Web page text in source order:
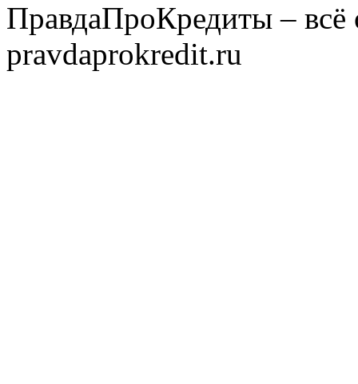
ПравдаПроКредиты –
pravdaprokredit.ru